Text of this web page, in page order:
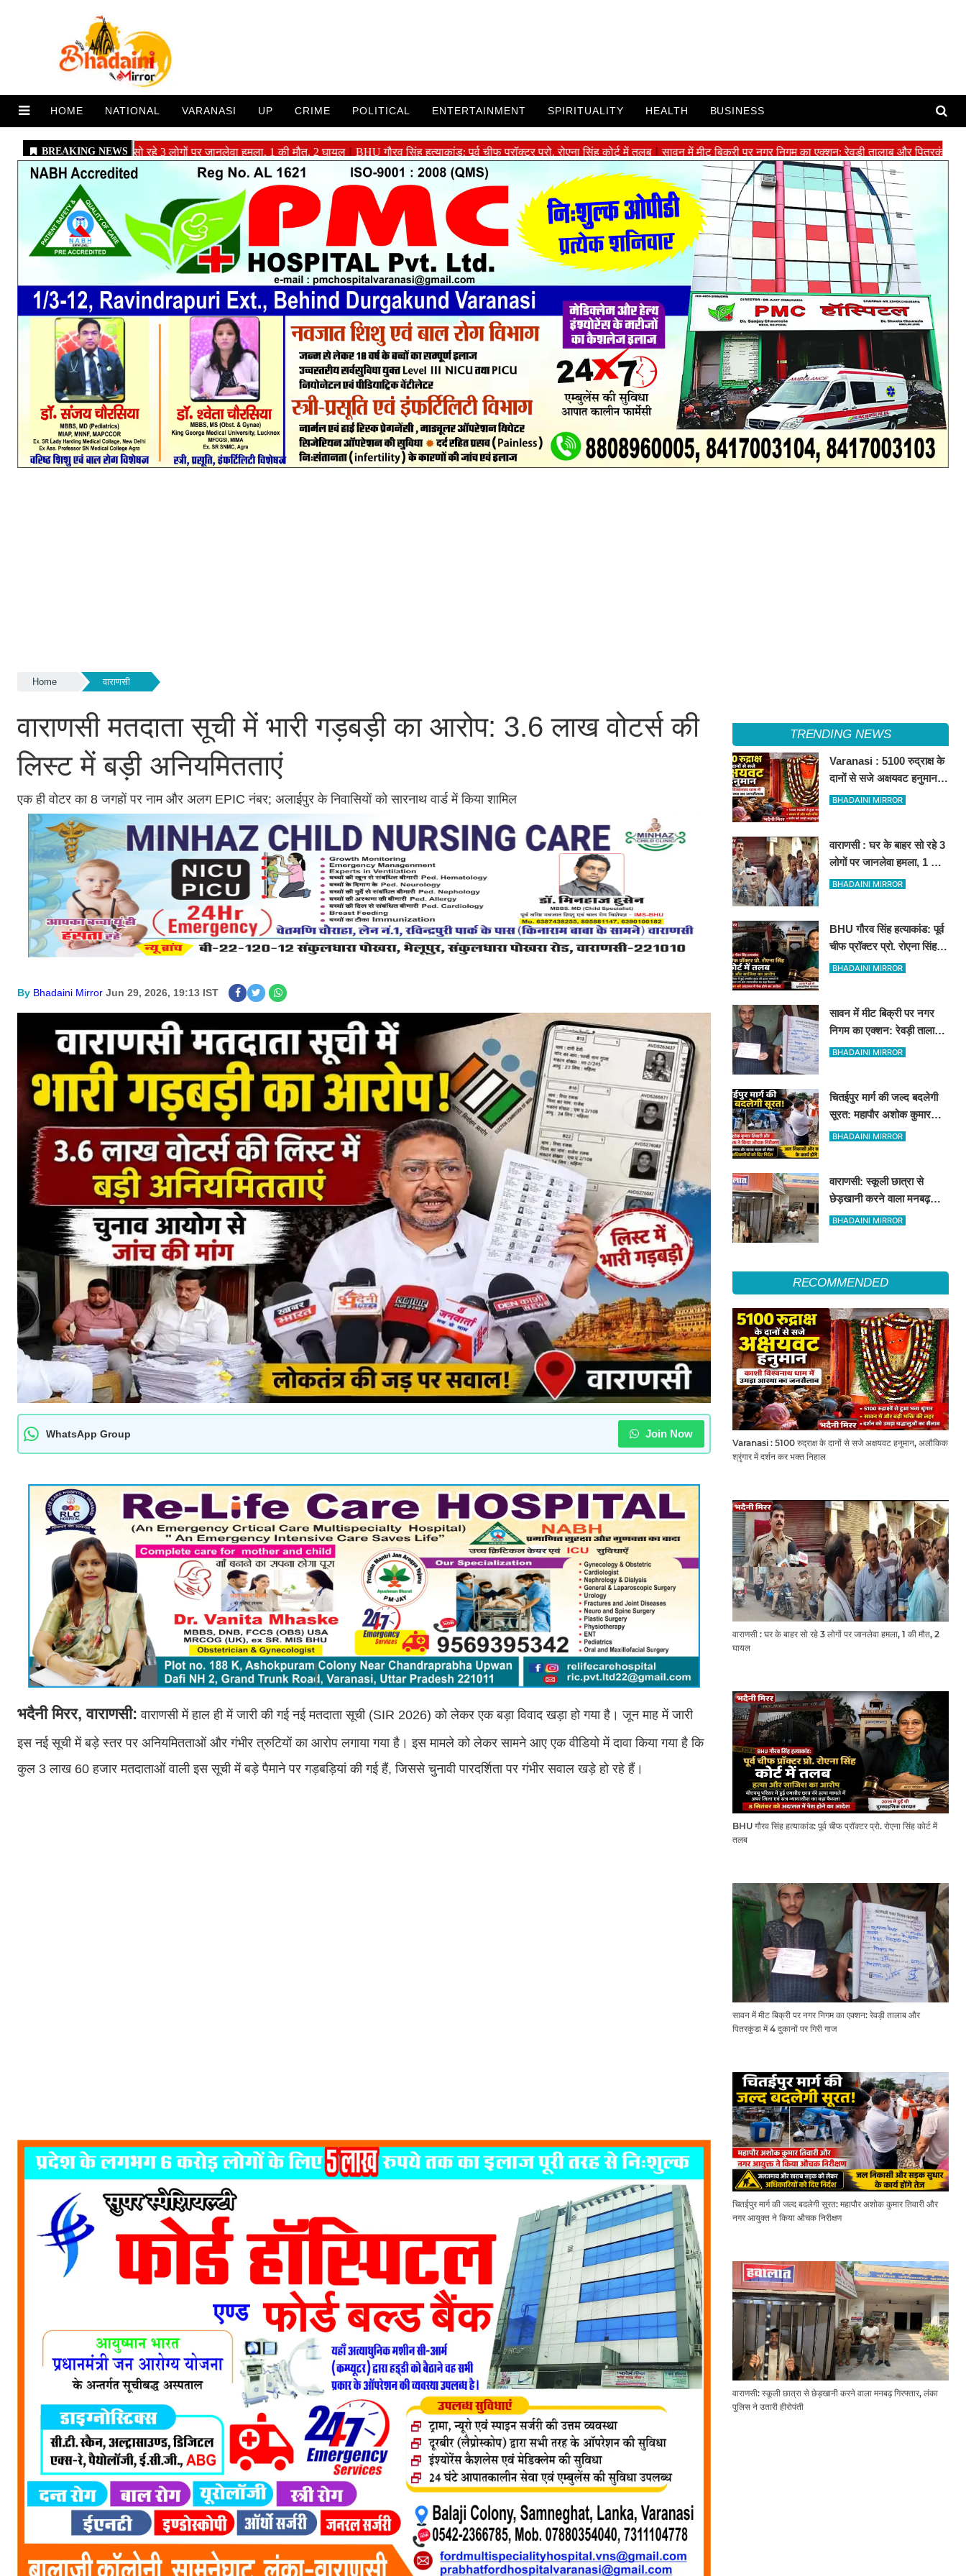
HOME NATIONAL VARANASI UP CRIME POLITICAL ENTERTAINMENT SPIRITUALITY HEALTH BUSINESS
Home वाराणसी
वाराणसी मतदाता सूची में भारी गड़बड़ी का आरोप: 3.6 लाख वोटर्स की
लिस्ट में बड़ी अनियमितताएं
एक ही वोटर का 8 जगहों पर नाम और अलग EPIC नंबर; अलाईपुर के निवासियों को सारनाथ वार्ड में किया शामिल
By Bhadaini Mirror Jun 29, 2026, 19:13 IST
WhatsApp Group Join Now
भदैनी मिरर, वाराणसी: वाराणसी में हाल ही में जारी की गई नई मतदाता सूची (SIR 2026) को लेकर एक बड़ा विवाद खड़ा हो गया है। जून माह में जारी
इस नई सूची में बड़े स्तर पर अनियमितताओं और गंभीर त्रुटियों का आरोप लगाया गया है। इस मामले को लेकर सामने आए एक वीडियो में दावा किया गया है कि
कुल 3 लाख 60 हजार मतदाताओं वाली इस सूची में बड़े पैमाने पर गड़बड़ियां की गई हैं, जिससे चुनावी पारदर्शिता पर गंभीर सवाल खड़े हो रहे हैं।
TRENDING NEWS
Varanasi : 5100 रुद्राक्ष के
दानों से सजे अक्षयवट हनुमान,
अलौकिक श्रृंगार में दर्शन कर
BHADAINI MIRROR
वाराणसी : घर के बाहर सो रहे 3
लोगों पर जानलेवा हमला, 1 की
मौत, 2 घायल
BHADAINI MIRROR
BHU गौरव सिंह हत्याकांड: पूर्व
चीफ प्रॉक्टर प्रो. रोएना सिंह
कोर्ट में तलब
BHADAINI MIRROR
सावन में मीट बिक्री पर नगर
निगम का एक्शन: रेवड़ी तालाब
और पितरकुंडा में 4 दुकानों पर
BHADAINI MIRROR
चितईपुर मार्ग की जल्द बदलेगी
सूरत: महापौर अशोक कुमार
तिवारी और नगर आयुक्त ने किया
BHADAINI MIRROR
वाराणसी: स्कूली छात्रा से
छेड़खानी करने वाला मनबढ़
गिरफ्तार, लंका पुलिस ने उतारी
BHADAINI MIRROR
RECOMMENDED
Varanasi : 5100 रुद्राक्ष के दानों से सजे अक्षयवट हनुमान, अलौकिक
श्रृंगार में दर्शन कर भक्त निहाल
वाराणसी : घर के बाहर सो रहे 3 लोगों पर जानलेवा हमला, 1 की मौत, 2
घायल
BHU गौरव सिंह हत्याकांड: पूर्व चीफ प्रॉक्टर प्रो. रोएना सिंह कोर्ट में
तलब
सावन में मीट बिक्री पर नगर निगम का एक्शन: रेवड़ी तालाब और
पितरकुंडा में 4 दुकानों पर गिरी गाज
चितईपुर मार्ग की जल्द बदलेगी सूरत: महापौर अशोक कुमार तिवारी और
नगर आयुक्त ने किया औचक निरीक्षण
वाराणसी: स्कूली छात्रा से छेड़खानी करने वाला मनबढ़ गिरफ्तार, लंका
पुलिस ने उतारी हीरोपंती